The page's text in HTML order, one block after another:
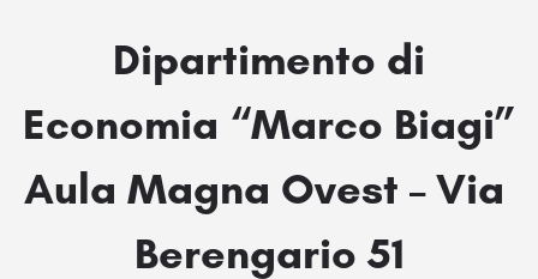
Dipartimento di
Economia “Marco Biagi”
Aula Magna Ovest – Via
Berengario 51